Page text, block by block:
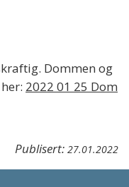
Dommen og
2022 01 25 Dom
Publisert: 27.01.2022